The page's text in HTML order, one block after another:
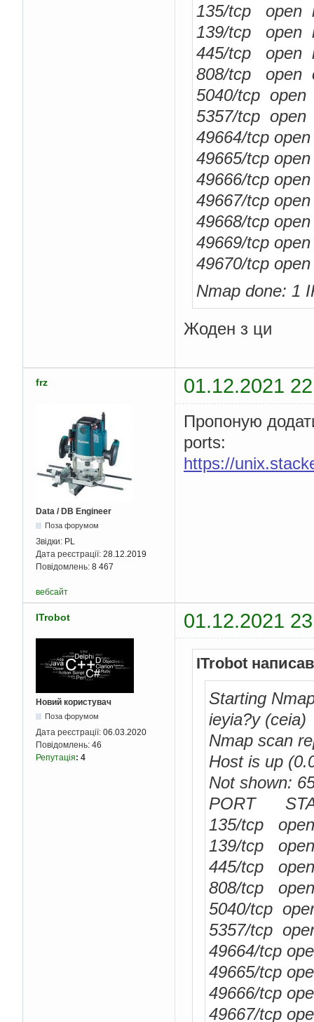
135/tcp open
139/tcp open
445/tcp open
808/tcp open
5040/tcp open
5357/tcp open
49664/tcp
49665/tcp
49666/tcp
49667/tcp
49668/tcp
49669/tcp
49670/tcp
Nmap done: 1
Жоден з ци
frz 01.12.2021
Data / DB Engineer
Поза форумом
Звідки: PL
Дата реєстрації: 28.12.2019
Повідомлень: 8 467
Пропоную
ports:
https://
вебсайт
ITrobot 01.12.2021
Новий користувач
Поза форумом
Дата реєстрації: 06.03.2020
Повідомлень: 46
Репутація: 4
ITrobot
Starting
ieyia?y (ceia)
Nmap scan
Host is up
Not shown:
PORT
135/tcp
139/tcp
445/tcp
808/tcp
5040/tcp
5357/tcp
49664/tcp
49665/tcp
49666/tcp
49667/tcp